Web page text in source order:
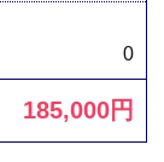
0
185,000円